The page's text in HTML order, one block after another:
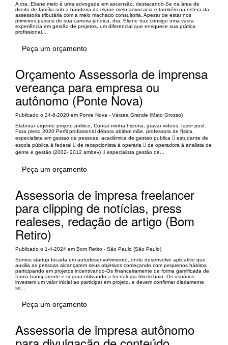
A dra. Eliane melo é uma advogada em ascensão, destacando-Se na área de
direito de família sob a bandeira da eliane melo advocacia e também na esfera da
assessoria tributária com a melo machado consultoria. Apesar de estar nos
primeiros passos de sua carreira jurídica, dra. Eliane traz consigo uma vasta
experiência em gestão de projetos, um diferencial que enriquece sua prática
profissional....
Peça um orçamento
Orçamento Assessoria de imprensa
vereança para empresa ou
autônomo (Ponte Nova)
Publicado o 24-8-2020 em Ponte Nova - Várzea Grande (Mato Grosso)
Elaborar urgente projeto politico; Contar minha historia; gravar videos, fazer post.
Para pleito 2020 Perfil profissional débora abitbol mãe, professora de física,
especialista em gestao de pessoas, acadêmica de gestao publica  estudante de
escola pública à federal  de recepcionista à operária  de operadora à analista de
gente e gestão (2002- 2012 ambev)  especialista gestão de...
Peça um orçamento
Assessoria de impresa freelancer
para clipping de notícias, press
realeses, redação de artigo (Bom
Retiro)
Publicado o 1-4-2024 em Bom Retiro - São Paulo (São Paulo)
Somos startup focada em autodesenvolvimento, onde desenvolve aplicativo que
auxilia as pessoas alcançarem seus objetivos começando com pequenos hábitos
participando em projetos incentivando-Os financeiramente de forma gamificada de
forma transparente e segura utilizando a tecnologia blockchain. Os usuários
investem um valor inicial ao participar em projeto, e devem confirmar diariamente
se...
Peça um orçamento
Assessoria de impresa autônomo